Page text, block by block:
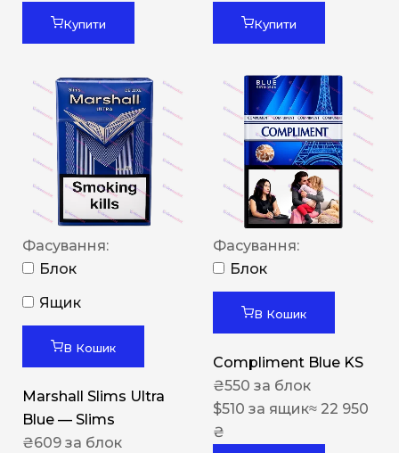
Купити Купити
Фасування:
Блок
Ящик
В Кошик
Marshall Slims Ultra
Blue — Slims
₴609 за блок
Фасування:
Блок
В Кошик
Compliment Blue KS
₴550 за блок
$510 за ящик≈ 22 950
₴